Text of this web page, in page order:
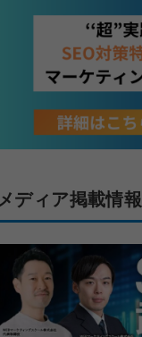
ディア掲載情報